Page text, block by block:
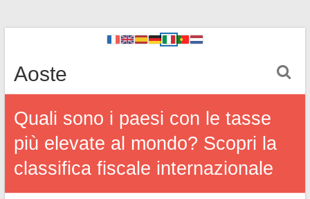
Aoste
Quali sono i paesi con le tasse
più elevate al mondo? Scopri la
classifica fiscale internazionale